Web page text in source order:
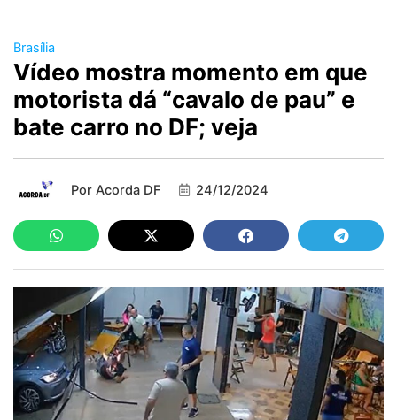
Brasília
Vídeo mostra momento em que
motorista dá “cavalo de pau” e
bate carro no DF; veja
Por Acorda DF 24/12/2024